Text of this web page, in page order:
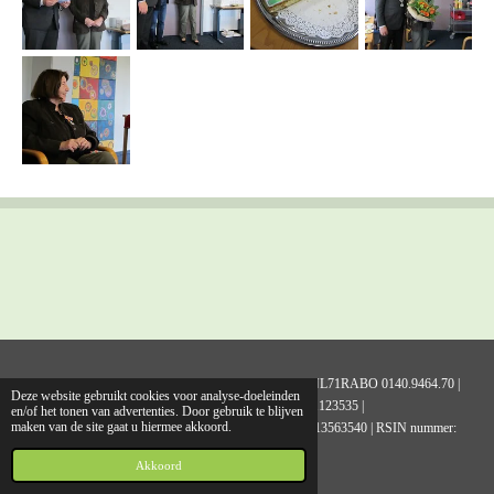
Deze website gebruikt cookies voor analyse-doeleinden
en/of het tonen van advertenties. Door gebruik te blijven
maken van de site gaat u hiermee akkoord.
Akkoord
Stichting Sociale Huisdierenzorg Noord Nederland | NL71RABO 0140.9464.70 |
Kamer van Koophandel nummer 01123535 |
Adres: Chrysantenlaan 2, 9951 GS Winsum | tel: 06-13563540 | RSIN nummer:
818808706